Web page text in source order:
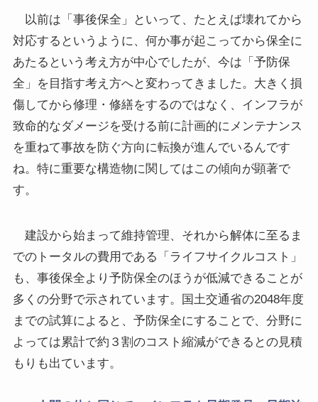
以前は「事後保全」といって、たとえば壊れてから
対応するというように、何か事が起こってから保全に
あたるという考え方が中心でしたが、今は「予防保
全」を目指す考え方へと変わってきました。大きく損
傷してから修理・修繕をするのではなく、インフラが
致命的なダメージを受ける前に計画的にメンテナンス
を重ねて事故を防ぐ方向に転換が進んでいるんです
ね。特に重要な構造物に関してはこの傾向が顕著で
す。
建設から始まって維持管理、それから解体に至るま
でのトータルの費用である「ライフサイクルコスト」
も、事後保全より予防保全のほうが低減できることが
多くの分野で示されています。国土交通省の2048年度
までの試算によると、予防保全にすることで、分野に
よっては累計で約３割のコスト縮減ができるとの見積
もりも出ています。